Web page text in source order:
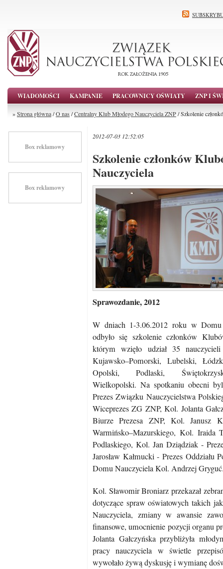
WIADOMOŚCI KAMPANIE PRACOWNICY OŚWIATY ZNP I
»Strona główna/O nas /Centralny Klub Młodego Nauczyciela ZNP/ Szkolenie
Box reklamowy
Box reklamowy
2012-07-03 12:52:05
Szkolenie członków
Nauczyciela
Sprawozdanie, 2012
W dniach 1-3.06.2012 roku w
odbyło się szkolenie członków
którym wzięło udział 35
Kujawsko–Pomorski, Lubelski,
Opolski, Podlaski,
Wielkopolski. Na spotkaniu obecni
Prezes Związku Nauczycielstwa
Wiceprezes ZG ZNP, Kol. Jolanta
Biurze Prezesa ZNP, Kol. Janusz
Warmińsko–Mazurskiego, Kol. Iraida
Podlaskiego, Kol. Jan Dziądziak -
Jarosław Kałmucki - Prezes Oddziału
Domu Nauczyciela Kol. Andrzej
Kol. Sławomir Broniarz przekazał
dotyczące spraw oświatowych takich
Nauczyciela, zmiany w awansie
finansowe, umocnienie pozycji organu
Jolanta Gałczyńska przybliżyła
pracy nauczyciela w świetle
wywołało żywą dyskusję i wymianę